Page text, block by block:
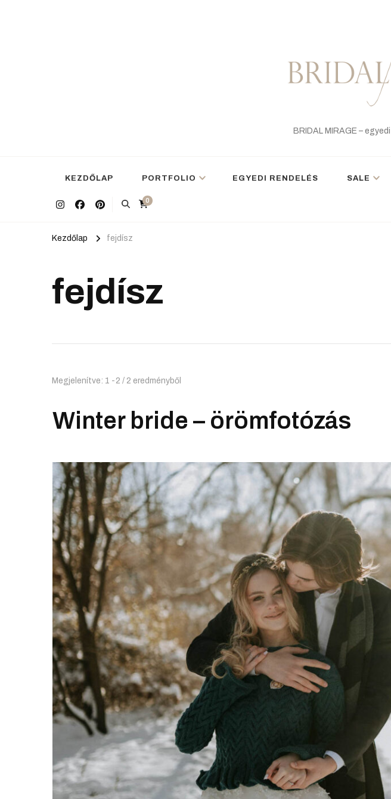
BRIDAL MIRAGE –
KEZDŐLAP PORTFOLIO EGYEDI RENDELÉS SALE
0
Kezdőlap fejdísz
fejdísz
Megjelenítve: 1 -2 / 2 eredményből
Winter bride – örömfotózás